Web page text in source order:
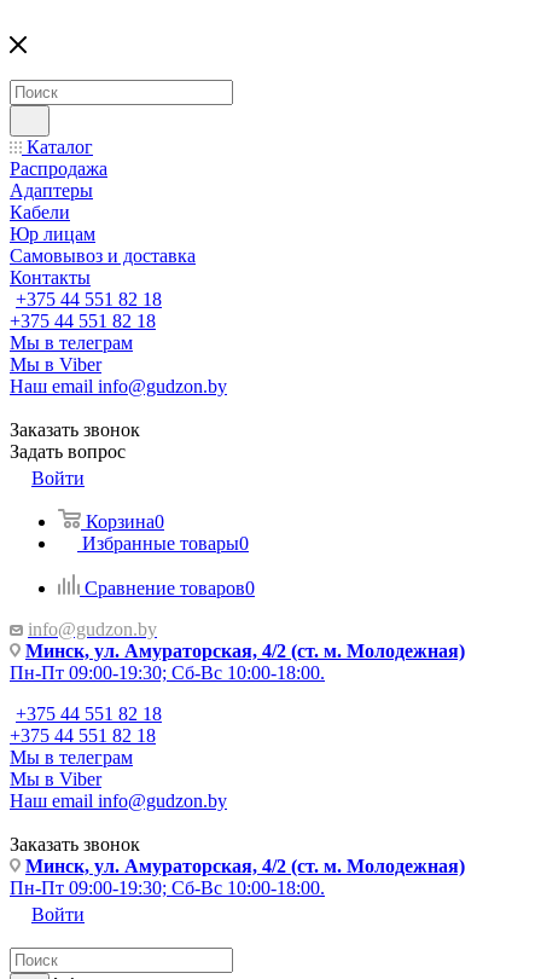
Каталог
Распродажа
Адаптеры
Кабели
Юр лицам
Самовывоз и доставка
Контакты
+375 44 551 82 18
+375 44 551 82 18
Мы в телеграм
Мы в Viber
Наш email info@gudzon.by
Заказать звонок
Задать вопрос
Войти
Корзина0
Избранные товары0
Сравнение товаров0
info@gudzon.by
Минск, ул. Амураторская, 4/2 (ст. м. Молодежная)
Пн-Пт 09:00-19:30; Сб-Вс 10:00-18:00.
+375 44 551 82 18
+375 44 551 82 18
Мы в телеграм
Мы в Viber
Наш email info@gudzon.by
Заказать звонок
Минск, ул. Амураторская, 4/2 (ст. м. Молодежная)
Пн-Пт 09:00-19:30; Сб-Вс 10:00-18:00.
Войти